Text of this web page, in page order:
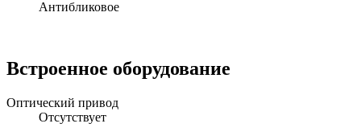
Антибликовое
Встроенное оборудование
Оптический привод
Отсутствует